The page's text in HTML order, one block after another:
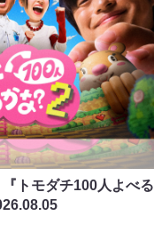
トモダチ100人よべる